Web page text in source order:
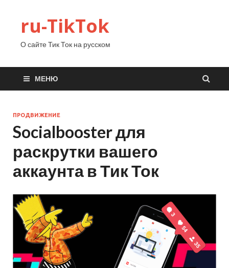
ru-TikTok
О сайте Тик Ток на русском
МЕНЮ
ПРОДВИЖЕНИЕ
Socialbooster для
раскрутки вашего
аккаунта в Тик Ток